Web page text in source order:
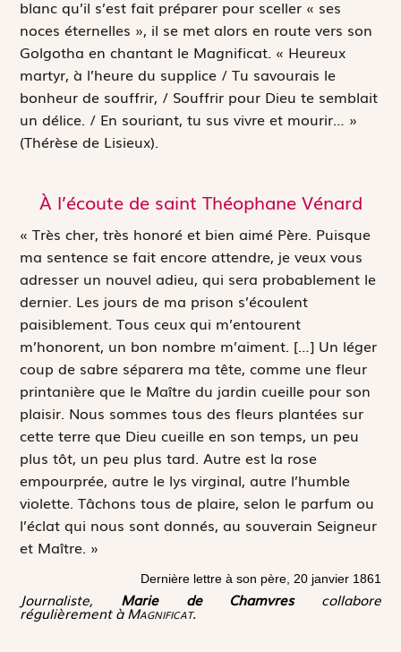
blanc qu’il s’est fait préparer pour sceller « ses
noces éternelles », il se met alors en route vers son
Golgotha en chantant le Magnificat. « Heureux
martyr, à l’heure du supplice / Tu savourais le
bonheur de souffrir, / Souffrir pour Dieu te semblait
un délice. / En souriant, tu sus vivre et mourir… »
(Thérèse de Lisieux).
À l’écoute de saint Théophane Vénard
« Très cher, très honoré et bien aimé Père. Puisque
ma sentence se fait encore attendre, je veux vous
adresser un nouvel adieu, qui sera probablement le
dernier. Les jours de ma prison s’écoulent
paisiblement. Tous ceux qui m’entourent
m’honorent, un bon nombre m’aiment. […] Un léger
coup de sabre séparera ma tête, comme une fleur
printanière que le Maître du jardin cueille pour son
plaisir. Nous sommes tous des fleurs plantées sur
cette terre que Dieu cueille en son temps, un peu
plus tôt, un peu plus tard. Autre est la rose
empourprée, autre le lys virginal, autre l’humble
violette. Tâchons tous de plaire, selon le parfum ou
l’éclat qui nous sont donnés, au souverain Seigneur
et Maître. »
Dernière lettre à son père, 20 janvier 1861
Journaliste, Marie de Chamvres collabore
régulièrement àMagnificat.